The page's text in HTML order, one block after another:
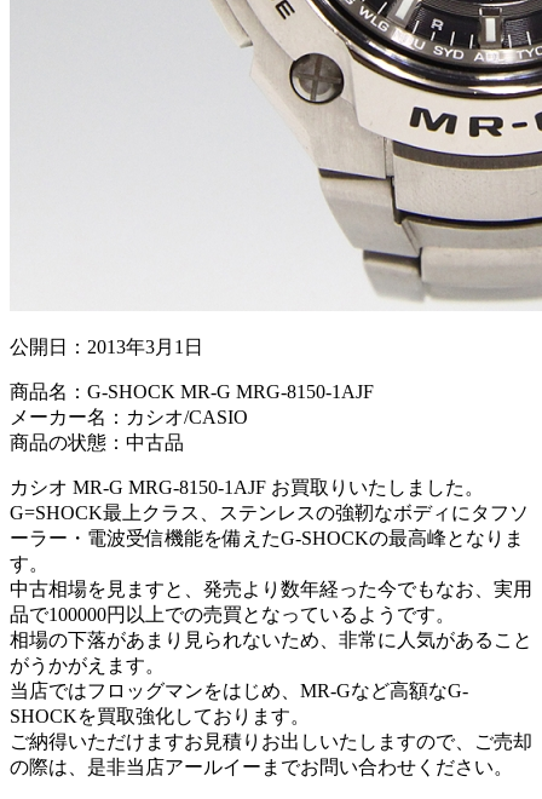
公開日： 2013年3月1日
商品名：G-SHOCK MR-G MRG-8150-1AJF
メーカー名：カシオ/CASIO
商品の状態：中古品
カシオ MR-G MRG-8150-1AJF お買取りいたしました。
G=SHOCK最上クラス、ステンレスの強靭なボディにタフソ
ーラー・電波受信機能を備えたG-SHOCKの最高峰となりま
す。
中古相場を見ますと、発売より数年経った今でもなお、実用
品で100000円以上での売買となっているようです。
相場の下落があまり見られないため、非常に人気があること
がうかがえます。
当店ではフロッグマンをはじめ、MR-Gなど高額なG-
SHOCKを買取強化しております。
ご納得いただけますお見積りお出しいたしますので、ご売却
の際は、是非当店アールイーまでお問い合わせください。